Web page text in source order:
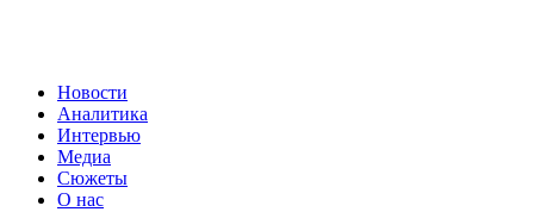
Новости
Аналитика
Интервью
Медиа
Сюжеты
О нас